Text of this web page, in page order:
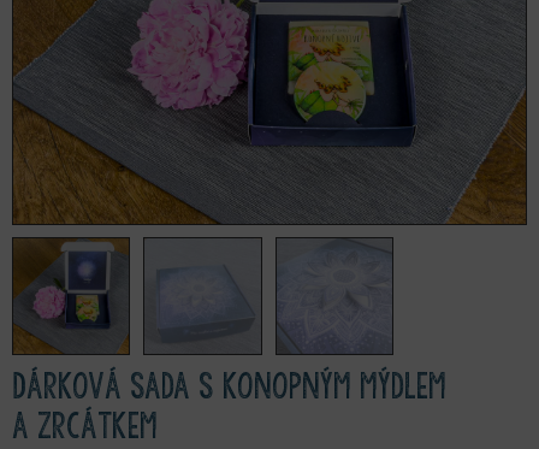
Dárková sada s konopným mýdlem
a zrcátkem